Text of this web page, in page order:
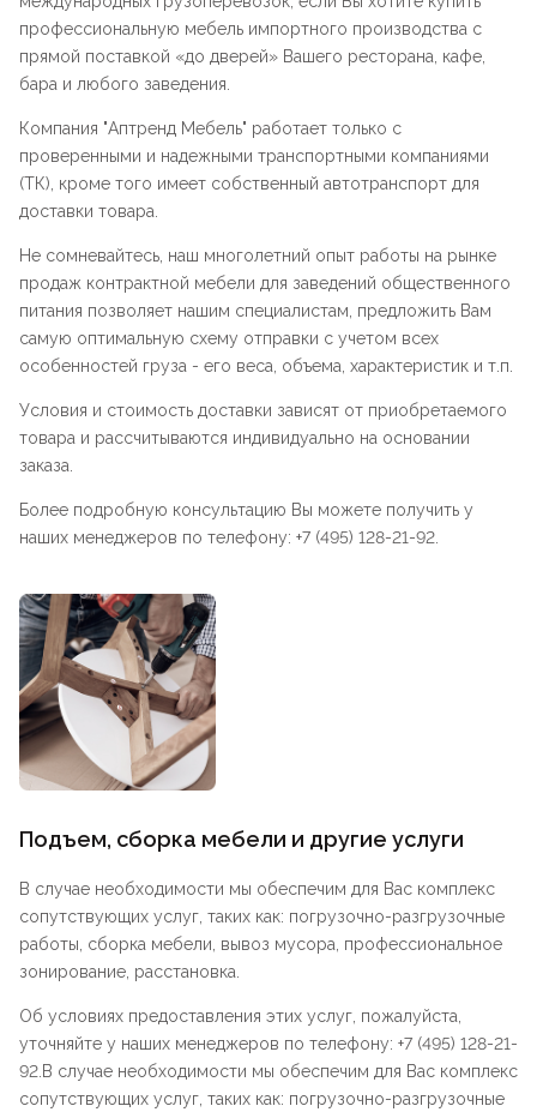
профессиональную мебель импортного производства с
прямой поставкой «до дверей» Вашего ресторана, кафе,
бара и любого заведения.
Компания "Аптренд Мебель" работает только с
проверенными и надежными транспортными компаниями
(ТК), кроме того имеет собственный автотранспорт для
доставки товара.
Не сомневайтесь, наш многолетний опыт работы на рынке
продаж контрактной мебели для заведений общественного
питания позволяет нашим специалистам, предложить Вам
самую оптимальную схему отправки с учетом всех
особенностей груза - его веса, объема, характеристик и т.п.
Условия и стоимость доставки зависят от приобретаемого
товара и рассчитываются индивидуально на основании
заказа.
Более подробную консультацию Вы можете получить у
наших менеджеров по телефону: +7 (495) 128-21-92.
Подъем, сборка мебели и другие услуги
В случае необходимости мы обеспечим для Вас комплекс
сопутствующих услуг, таких как: погрузочно-разгрузочные
работы, сборка мебели, вывоз мусора, профессиональное
зонирование, расстановка.
Об условиях предоставления этих услуг, пожалуйста,
уточняйте у наших менеджеров по телефону: +7 (495) 128-21-
92.В случае необходимости мы обеспечим для Вас комплекс
сопутствующих услуг, таких как: погрузочно-разгрузочные